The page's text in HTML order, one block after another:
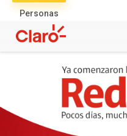
Personas
productos